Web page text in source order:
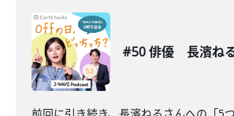
#50 俳優 長濱ね